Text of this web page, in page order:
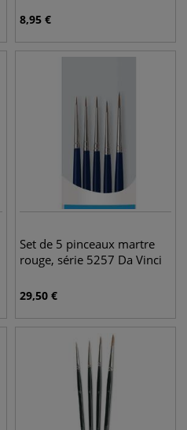
8,95 €
Set de 5 pinceaux martre
rouge, série 5257 Da Vinci
29,50 €